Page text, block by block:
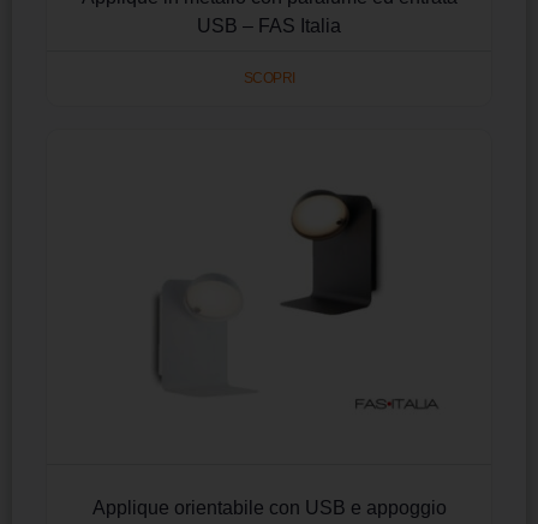
USB – FAS Italia
SCOPRI
Applique orientabile con USB e appoggio